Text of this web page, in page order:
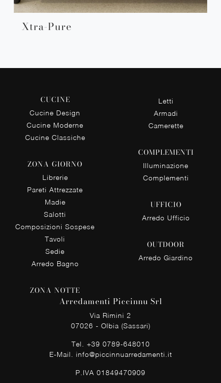
Xtra-Pure
CUCINE
Cucine Design
Cucine Moderne
Cucine Classiche
ZONA GIORNO
Librerie
Pareti Attrezzate
Madie
Salotti
Composizioni Sospese
Tavoli
Sedie
Arredo Bagno
ZONA NOTTE
Letti
Armadi
Camerette
COMPLEMENTI
Illuminazione
Complementi
UFFICIO
Arredo Ufficio
OUTDOOR
Arredo Giardino
Arredamenti Piccinnu Srl
Via Rimini 2
07026 - Olbia (Sassari)
Tel. +39 0789-648010
E-Mail. info@piccinnuarredamenti.it
P.IVA 01849470909